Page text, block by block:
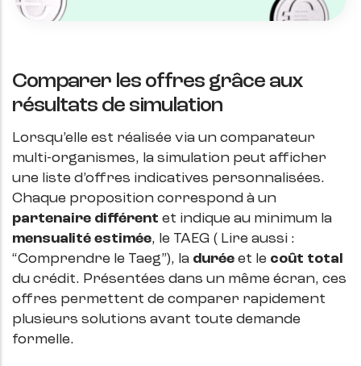
Comparer les offres grâce aux
résultats de simulation
Lorsqu’elle est réalisée via un comparateur
multi-organismes, la simulation peut afficher
une liste d’offres indicatives personnalisées.
Chaque proposition correspond à un
partenaire différent et indique au minimum la
mensualité estimée, le TAEG ( Lire aussi :
“Comprendre le Taeg”), la durée et le coût total
du crédit. Présentées dans un même écran, ces
offres permettent de comparer rapidement
plusieurs solutions avant toute demande
formelle.